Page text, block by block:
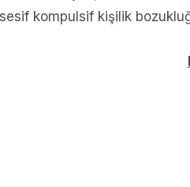
kompulsif kişilik